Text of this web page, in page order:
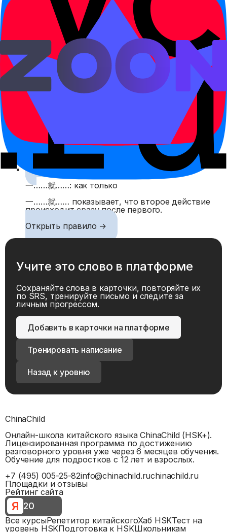
До и после события: как ставить 以前 и 以后 в
предложении.
Открыть правило →
得: надо, приходится
得 в чтении děi выражает необходимость: надо,
придётся, нужно сделать.
Открыть правило →
在, 正在 и 着
在 и 正在 отмечают действие в процессе, 着 —
продолжающееся состояние.
一……就……: как только
一……就…… показывает, что второе действие
происходит сразу после первого.
Открыть правило →
Учите это слово в платформе
Сохраняйте слова в карточки, повторяйте их
по SRS, тренируйте письмо и следите за
личным прогрессом.
Добавить в карточки на платформе
Тренировать написание
Назад к уровню
ChinaChild
Онлайн-школа китайского языка ChinaChild (HSK+).
Лицензированная программа по достижению
разговорного уровня уже через 6 месяцев обучения.
Обучение для подростков с 12 лет и взрослых.
+7 (495) 005-25-82info@chinachild.ruchinachild.ru
Площадки и отзывы
Рейтинг сайта
Я 20
Все курсыРепетитор китайскогоХаб HSKТест на
уровень HSKПодготовка к HSKШкольникам